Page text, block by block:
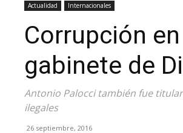
Actualidad Internacionales
Corrupción
gabinete de
Antonio Palocci también fue
ilegales
26 septiembre, 2016